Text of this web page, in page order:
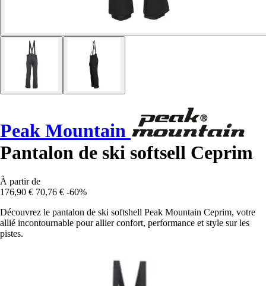
Peak Mountain
Pantalon de ski softsell Ceprim
À partir de
176,90 € 70,76 € -60%
Découvrez le pantalon de ski softshell Peak Mountain Ceprim, votre
allié incontournable pour allier confort, performance et style sur les
pistes.